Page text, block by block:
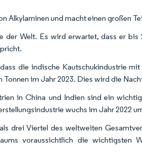
Alkylaminen und macht einen großen
Welt. Es wird erwartet, dass er bis
die indische Kautschukindustrie
Tonnen im Jahr 2023. Dies wird die
in China und Indien sind ein
wuchs im Jahr 2022
drei Viertel des weltweiten
voraussichtlich die wichtigsten